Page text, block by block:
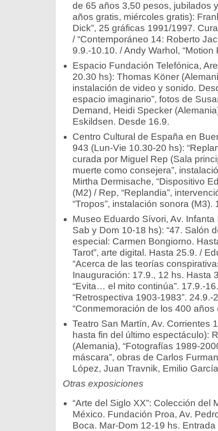
de 65 años 3,50 pesos, jubilados
años gratis, miércoles gratis):
Dick”, 25 gráficas 1991/1997.
/ “Contemporáneo 14: Roberto
9.9.-10.10. / Andy Warhol, “Motion
Espacio Fundación Telefónica,
20.30 hs): Thomas Köner
instalación de video y sonido.
espacio imaginario”, fotos de
Demand, Heidi Specker
Eskildsen. Desde 16.9.­
Centro Cultural de España en
943 (Lun-Vie 10.30-20 hs):
curada por Miguel Rep (Sala
muerte como consejera”,
Mirtha Dermisache, “Dispositivo
(M2) / Rep, “Replandia”,
“Tropos”, instalación sonora (M3).
Museo Eduardo Sívori, Av.
Sab y Dom 10-18 hs): “47. Salón
especial: Carmen Bongiorno.
Tarot”, arte digital. Hasta 25.9. /
“Acerca de las teorías
Inauguración: 17.9., 12 hs. Hasta
“Evita… el mito continúa”. 17.9.-
“Retrospectiva 1903-1983”.
“Conmemoración de los 400 años
Teatro San Martín, Av. Corrientes
hasta fin del último espectáculo):
(Alemania), “Fotografías 1989-
máscara”, obras de Carlos
López, Juan Travnik, Emilio
Otras exposiciones
“Arte del Siglo XX”: Colección del
México. Fundación Proa, Av.
Boca. Mar-Dom 12-19 hs.